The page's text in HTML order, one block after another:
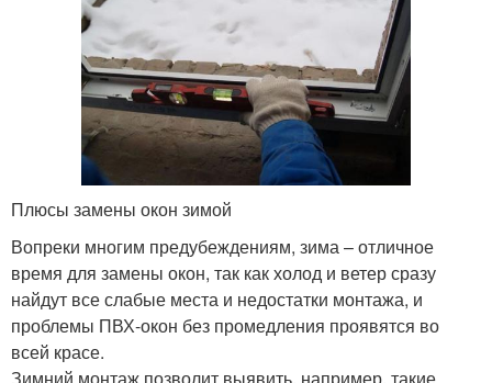
Плюсы замены окон зимой
Вопреки многим предубеждениям, зима – отличное
время для замены окон, так как холод и ветер сразу
найдут все слабые места и недостатки монтажа, и
проблемы ПВХ-окон без промедления проявятся во
всей красе.